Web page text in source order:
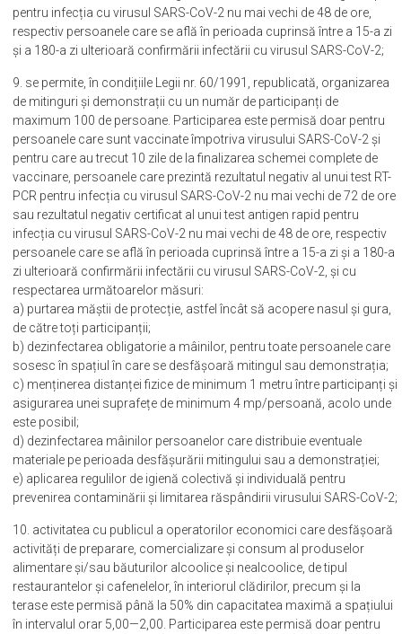
pentru infecția cu virusul SARS-CoV-2 nu mai vechi de 48 de ore,
respectiv persoanele care se află în perioada cuprinsă între a 15-a zi
și a 180-a zi ulterioară confirmării infectării cu virusul SARS-CoV-2;
9. se permite, în condițiile Legii nr. 60/1991, republicată, organizarea
de mitinguri și demonstrații cu un număr de participanți de
maximum 100 de persoane. Participarea este permisă doar pentru
persoanele care sunt vaccinate împotriva virusului SARS-CoV-2 și
pentru care au trecut 10 zile de la finalizarea schemei complete de
vaccinare, persoanele care prezintă rezultatul negativ al unui test RT-
PCR pentru infecția cu virusul SARS-CoV-2 nu mai vechi de 72 de ore
sau rezultatul negativ certificat al unui test antigen rapid pentru
infecția cu virusul SARS-CoV-2 nu mai vechi de 48 de ore, respectiv
persoanele care se află în perioada cuprinsă între a 15-a zi și a 180-a
zi ulterioară confirmării infectării cu virusul SARS-CoV-2, și cu
respectarea următoarelor măsuri:
a) purtarea măștii de protecție, astfel încât să acopere nasul și gura,
de către toți participanții;
b) dezinfectarea obligatorie a mâinilor, pentru toate persoanele care
sosesc în spațiul în care se desfășoară mitingul sau demonstrația;
c) menținerea distanței fizice de minimum 1 metru între participanți și
asigurarea unei suprafețe de minimum 4 mp/persoană, acolo unde
este posibil;
d) dezinfectarea mâinilor persoanelor care distribuie eventuale
materiale pe perioada desfășurării mitingului sau a demonstrației;
e) aplicarea regulilor de igienă colectivă și individuală pentru
prevenirea contaminării și limitarea răspândirii virusului SARS-CoV-2;
10. activitatea cu publicul a operatorilor economici care desfășoară
activități de preparare, comercializare și consum al produselor
alimentare și/sau băuturilor alcoolice și nealcoolice, de tipul
restaurantelor și cafenelelor, în interiorul clădirilor, precum și la
terase este permisă până la 50% din capacitatea maximă a spațiului
în intervalul orar 5,00—2,00. Participarea este permisă doar pentru